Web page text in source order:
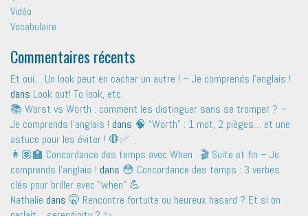
Vidéo
Vocabulaire
Commentaires récents
Et oui… Un look peut en cacher un autre ! – Je comprends l'anglais !
dans Look out! To look, etc.
📚 Worst vs Worth : comment les distinguer sans se tromper ? –
Je comprends l'anglais ! dans 🧠 “Worth” : 1 mot, 2 pièges… et une
astuce pour les éviter ! 🛑✅
👩🏽‍🏫 Concordance des temps avec When : 🎬 Suite et fin – Je
comprends l'anglais ! dans 😳 Concordance des temps : 3 verbes
clés pour briller avec “when” 💪
Nathalie dans 🤫 Rencontre fortuite ou heureux hasard ? Et si on